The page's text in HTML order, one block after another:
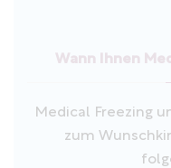
Wann Ihnen
Medical Freezing
zum